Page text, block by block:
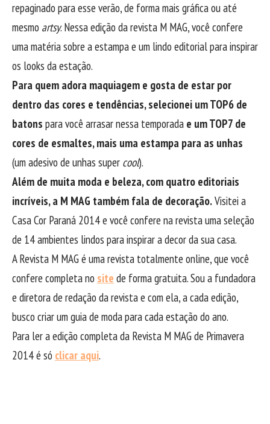
repaginado para esse verão, de forma mais gráfica ou até
mesmo artsy. Nessa edição da revista M MAG, você confere
uma matéria sobre a estampa e um lindo editorial para inspirar
os looks da estação.
Para quem adora maquiagem e gosta de estar por
dentro das cores e tendências, selecionei um TOP6 de
batons para você arrasar nessa temporada e um TOP7 de
cores de esmaltes, mais uma estampa para as unhas
(um adesivo de unhas super cool).
Além de muita moda e beleza, com quatro editoriais
incríveis, a M MAG também fala de decoração.Visitei a
Casa Cor Paraná 2014 e você confere na revista uma seleção
de 14 ambientes lindos para inspirar a decor da sua casa.
A Revista M MAG é uma revista totalmente online, que você
confere completa no site de forma gratuita. Sou a fundadora
e diretora de redação da revista e com ela, a cada edição,
busco criar um guia de moda para cada estação do ano.
Para ler a edição completa da Revista M MAG de Primavera
2014 é só clicar aqui.